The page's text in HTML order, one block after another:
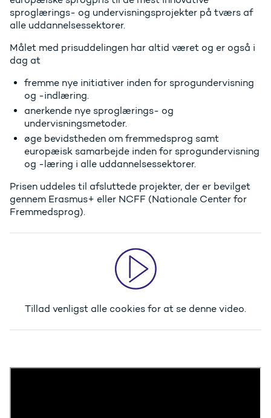
sproglærings- og undervisningsprojekter på tværs af
alle uddannelsessektorer.
Målet med prisuddelingen har altid været og er også i
dag at
fremme nye initiativer inden for sprogundervisning
og -indlæring.
anerkende nye sproglærings- og
undervisningsmetoder.
øge bevidstheden om fremmedsprog samt
europæisk samarbejde inden for sprogundervisning
og -læring i alle uddannelsessektorer.
Prisen uddeles til afsluttede projekter, der er bevilget
gennem Erasmus+ eller NCFF (Nationale Center for
Fremmedsprog).
Tillad venligst alle cookies for at se denne video.